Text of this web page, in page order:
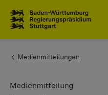
You are here:
Medienmitteilungen
Medienmitteilung